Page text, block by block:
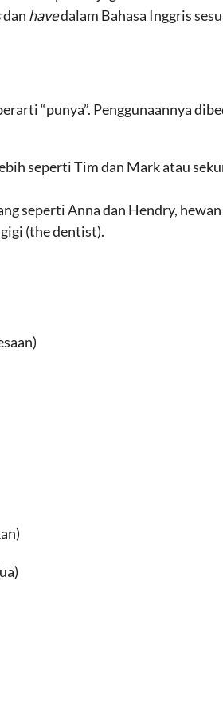
dan havedalam Bahasa Inggris
“punya”. Penggunaannya
seperti Tim dan Mark atau
seperti Anna dan Hendry,
(the dentist).